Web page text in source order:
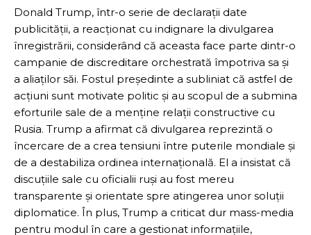
Donald Trump, într-o serie de declarații date
publicității, a reacționat cu indignare la divulgarea
înregistrării, considerând că aceasta face parte dintr-o
campanie de discreditare orchestrată împotriva sa și
a aliaților săi. Fostul președinte a subliniat că astfel de
acțiuni sunt motivate politic și au scopul de a submina
eforturile sale de a menține relații constructive cu
Rusia. Trump a afirmat că divulgarea reprezintă o
încercare de a crea tensiuni între puterile mondiale și
de a destabiliza ordinea internațională. El a insistat că
discuțiile sale cu oficialii ruși au fost mereu
transparente și orientate spre atingerea unor soluții
diplomatice. În plus, Trump a criticat dur mass-media
pentru modul în care a gestionat informațiile,